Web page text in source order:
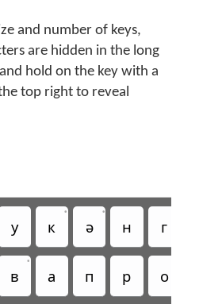
and number of keys,
are hidden in the long
hold on the key with a
top right to reveal
у к
•
ә
•
н г
в
•
а п р о